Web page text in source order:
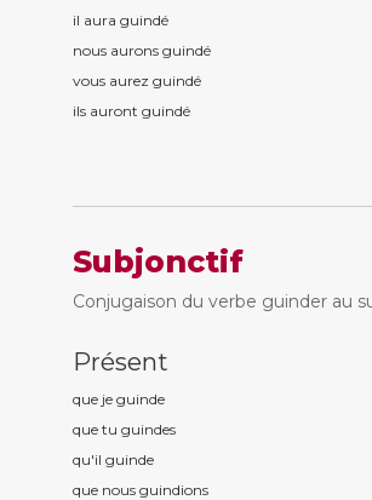
il aura guindé
nous aurons guindé
vous aurez guindé
ils auront guindé
Subjonctif
Conjugaison du verbe guinder au
Présent
que je guinde
que tu guindes
qu'il guinde
que nous guindions